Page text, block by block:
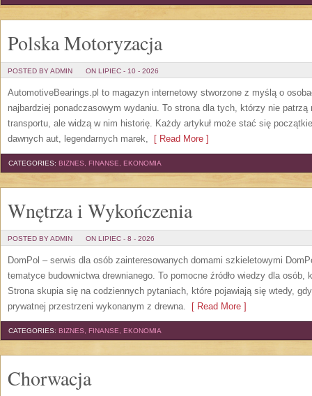
Polska Motoryzacja
POSTED BY ADMIN ON LIPIEC - 10 - 2026
AutomotiveBearings.pl to magazyn internetowy stworzone z myślą o
najbardziej ponadczasowym wydaniu. To strona dla tych, którzy nie patrzą
transportu, ale widzą w nim historię. Każdy artykuł może stać się
dawnych aut, legendarnych marek, [ Read More ]
CATEGORIES: BIZNES, FINANSE, EKONOMIA
Wnętrza i Wykończenia
POSTED BY ADMIN ON LIPIEC - 8 - 2026
DomPol – serwis dla osób zainteresowanych domami szkieletowymi
tematyce budownictwa drewnianego. To pomocne źródło wiedzy dla
Strona skupia się na codziennych pytaniach, które pojawiają się wtedy,
prywatnej przestrzeni wykonanym z drewna. [ Read More ]
CATEGORIES: BIZNES, FINANSE, EKONOMIA
Chorwacja